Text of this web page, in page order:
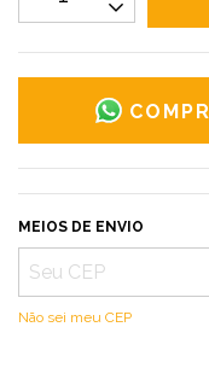
MEIOS DE ENVIO
Não sei meu CEP